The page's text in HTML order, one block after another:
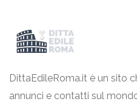
DittaEdileRoma.it è un sito
annunci e contatti sul